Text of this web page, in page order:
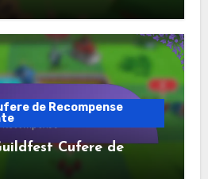
de Recompense
Cufere de